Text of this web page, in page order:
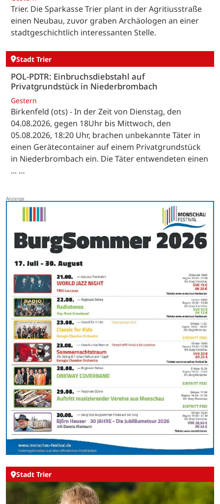
Trier. Die Sparkasse Trier plant in der Agritiusstraße
einen Neubau, zuvor graben Archäologen an einer
stadtgeschichtlich interessanten Stelle.
Stadt Trier
POL-PDTR: Einbruchsdiebstahl auf
Privatgrundstück in Niederbrombach
Gestern
Birkenfeld (ots) - In der Zeit von Dienstag, den
04.08.2026, gegen 18Uhr bis Mittwoch, den
05.08.2026, 18:20 Uhr, brachen unbekannte Täter in
einen Gerätecontainer auf einem Privatgrundstück
in Niederbrombach ein. Die Täter entwendeten einen
... …
Stadt Trier